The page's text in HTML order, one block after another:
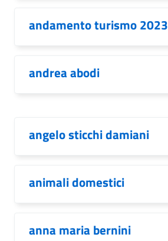
andamento turismo 2023
andrea abodi
angelo sticchi damiani
animali domestici
anna maria bernini